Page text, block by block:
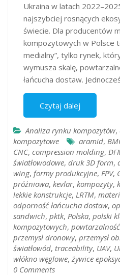
Ukraina w latach
najszybciej rosnących
świecie. Dla producentów
kompozytowych w Polsce
medialny”, tylko rynek,
wymusza skalę,
łańcucha dostaw.
Czytaj dalej
Analiza rynku kompozytów,
kompozytowe
aramid,
CNC, compression molding,
światłowodowe, druk 3D form,
wing, formy produkcyjne, FPV,
próżniowa, kevlar, kompozyty,
lekkie konstrukcje, LRTM,
odporność łańcucha dostaw,
sandwich, pktk, Polska, polski
kompozytowych, powtarzalność
przemysł dronowy, przemysł
światłowód, traceability, UAV,
włókno węglowe, żywice
0 Comments